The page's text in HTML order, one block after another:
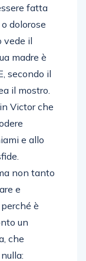
fatta
dolorose
vede il
madre è
secondo il
il mostro.
Victor che
e allo
non tanto
e
è
un
che